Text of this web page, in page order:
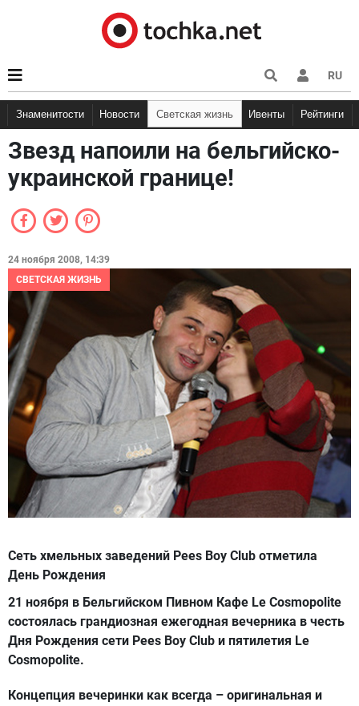
RU
Знаменитости Новости Светская жизнь Ивенты Рейтинги
Звезд напоили на бельгийско-
украинской границе!
24 ноября 2008, 14:39
СВЕТСКАЯ ЖИЗНЬ
Сеть хмельных заведений Pees Boy Club отметила
День Рождения
21 ноября в Бельгийском Пивном Кафе Le Cosmopolite
состоялась грандиозная ежегодная вечерника в честь
Дня Рождения сети Pees Boy Club и пятилетия Le
Cosmopolite.
Концепция вечеринки как всегда – оригинальная и